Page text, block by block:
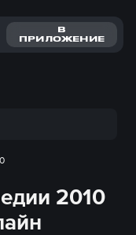
В
ПРИЛОЖЕНИЕ
2010